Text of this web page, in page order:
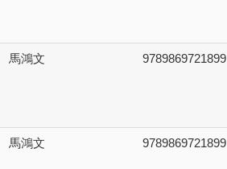
馬鴻文 9789869721899
馬鴻文 9789869721899